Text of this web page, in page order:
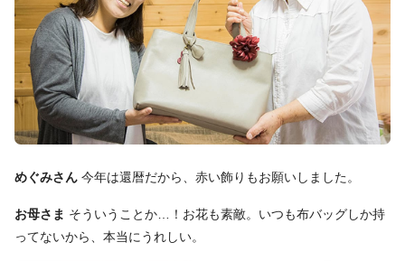
めぐみさん 今年は還暦だから、赤い飾りもお願いしました。
お母さま そういうことか…！お花も素敵。いつも布バッグしか持
ってないから、本当にうれしい。